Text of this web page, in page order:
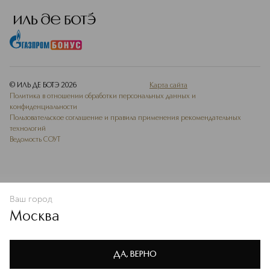
Политике конфиденциальности
В КОРЗИНУ
© ИЛЬ ДЕ БОТЭ 2026
Карта сайта
Политика в отношении обработки персональных данных и
конфиденциальности
Пользовательское соглашение и правила применения рекомендательных
технологий
Ведомость СОУТ
Ваш город
Москва
ДА, ВЕРНО